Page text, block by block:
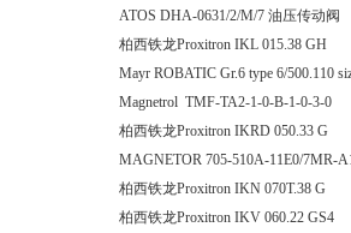
ATOS DHA-0631/2/M/7 油压传动阀
柏西铁龙Proxitron IKL
Mayr ROBATIC Gr.6 type 6/500.110
Magnetrol TMF-TA2-1-0-B-1-0-3-0
柏西铁龙Proxitron IKRD
MAGNETOR 705-510A-11E0/7MR-
柏西铁龙Proxitron IKN
柏西铁龙Proxitron IKV